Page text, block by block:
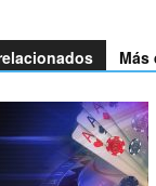
Más